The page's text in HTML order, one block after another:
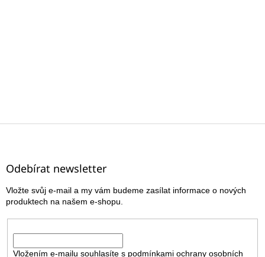
Z
Odebírat newsletter
Vložte svůj e-mail a my vám budeme zasílat informace o nových
produktech na našem e-shopu.
Vložením e-mailu souhlasíte s podmínkami ochrany osobních